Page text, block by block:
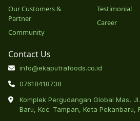
Our Customers &
Partner
Community
Testimonial
Career
Contact Us
info@ekaputrafoods.co.id
07618418738
Komplek Pergudangan Global Mas,
Baru, Kec. Tampan, Kota Pekanbaru,